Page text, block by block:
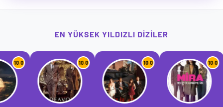
EN YÜKSEK YILDIZLI DIZILER
10.0 10.0 10.0